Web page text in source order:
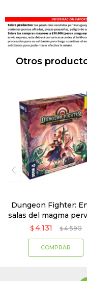
Otros
Dungeon Fighter:
salas del magma
$ 4.131 $ 4.590